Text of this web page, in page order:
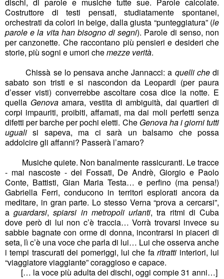
Costruttore di testi pensati, studiatamente spontanei,
orchestrati da colori in beige, dalla giusta “punteggiatura” (le
parole e la vita han bisogno di segni). Parole di senso, non
per canzonette. Che raccontano più pensieri e desideri che
storie, più sogni e umori chemezze verità.
Chissà se lo pensava anche Jannacci: a quelli chedi
sabato son tristi e si nascondon da Leopardi (per paura
d’esser visti) converrebbe ascoltare cosa dice la notte. E
quella Genovaamara, vestita di ambiguità, dai quartieri di
corpi impauriti, proibiti, affamati, ma dai moli perfetti senza
difetti per barche per pochi eletti. Che Genova ha i giorni tutti
ugualisi sapeva, ma ci sarà un balsamo che possa
addolcire gli affanni? Passerà l’amaro?
Musiche quiete. Non banalmente rassicuranti. Le tracce
- mai nascoste - dei Fossati, De Andrè, Giorgio e Paolo
Conte, Battisti, Gian Maria Testa… e perfino (ma pensa!)
Gabriella Ferri, conducono in territori esplorati ancora da
meditare, in gran parte. Lo stesso Verna “prova a cercarsi”,
aguardarsi,spiarsi in metropoli urlanti, tra ritmi di Cuba
dove però di lui non c’è traccia… Vorrà trovarsi invece su
sabbie bagnate con orme di donna, incontrarsi in piaceri di
seta, lì c’è una voce che parla di lui… Lui che osserva anche
i tempi trascurati dei pomeriggi, lui che faritratti interiori, lui
“viaggiatore viaggiante” coraggioso e capace.
[… la voce più adulta dei dischi, oggi compie 31 anni…]